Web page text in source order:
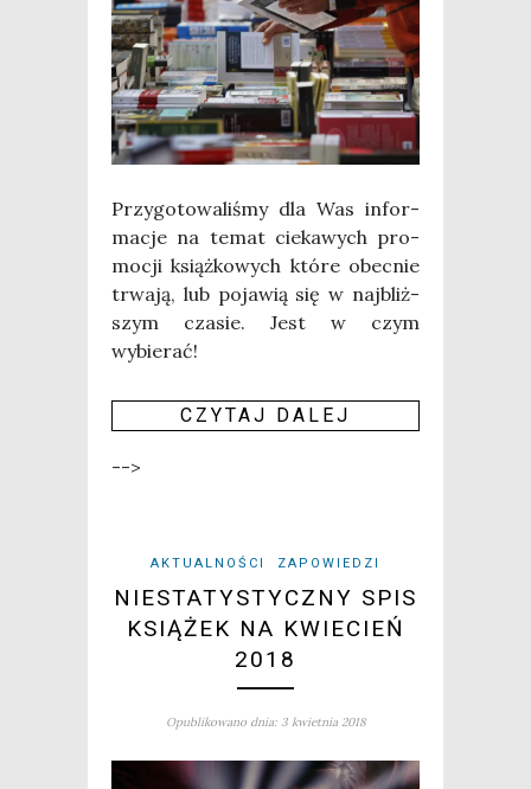
Przy­go­to­wa­li­śmy dla Was infor­
ma­cje na temat cie­ka­wych pro­
mo­cji książ­ko­wych któ­re obec­nie
trwa­ją, lub poja­wią się w naj­bliż­
szym cza­sie. Jest w czym
wybierać!
CZY­TAJ DALEJ
-->
AKTUALNOŚCI ZAPOWIEDZI
NIESTATYSTYCZNY SPIS
KSIĄŻEK NA KWIECIEŃ
2018
Opublikowano dnia: 3 kwietnia 2018